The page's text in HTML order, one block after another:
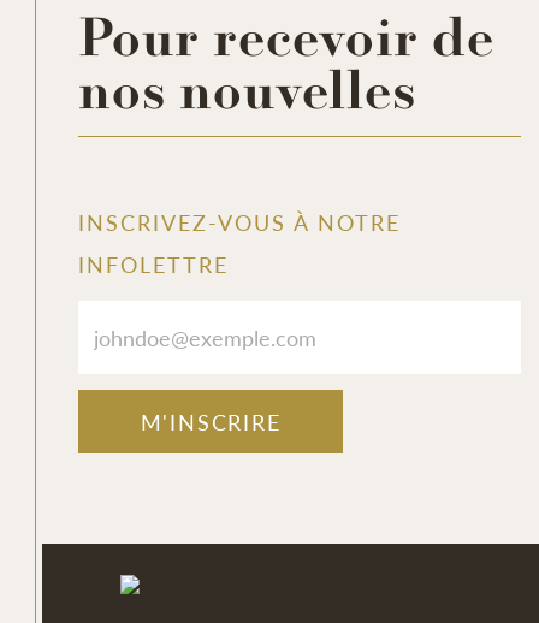
Pour recevoir de
nos nouvelles
INSCRIVEZ-VOUS À NOTRE
INFOLETTRE
M'INSCRIRE